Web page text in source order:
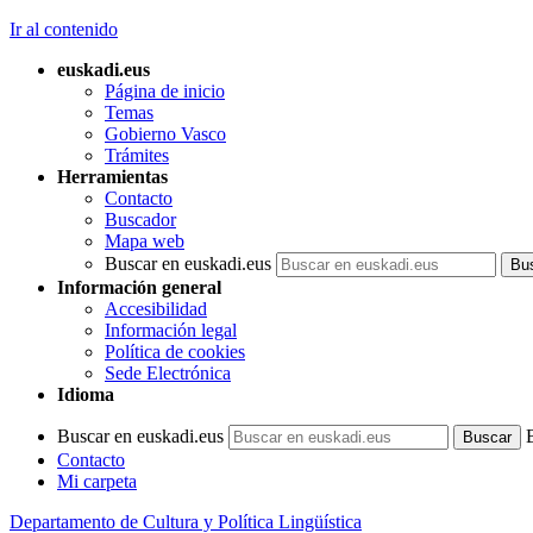
Ir al contenido
euskadi.eus
Página de inicio
Temas
Gobierno Vasco
Trámites
Herramientas
Contacto
Buscador
Mapa web
Buscar en euskadi.eus
Información general
Accesibilidad
Información legal
Política de cookies
Sede Electrónica
Idioma
Buscar en euskadi.eus
Contacto
Mi carpeta
Departamento de Cultura y Política Lingüística